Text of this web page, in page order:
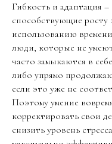
Гибкость и адаптация
способствующие
использованию
люди, которые не
часто замыкаются в
либо упрямо
если это уже не
Поэтому умение
корректировать свои
снизить уровень